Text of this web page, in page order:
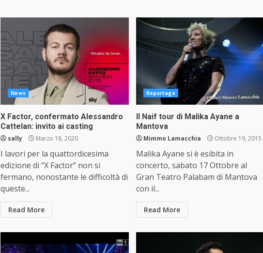
News
X Factor, confermato Alessandro
Cattelan: invito ai casting
sally Marzo 18, 2020
I lavori per la quattordicesima
edizione di “X Factor” non si
fermano, nonostante le difficoltà di
queste...
Read More
Reportage
Il Naif tour di Malika Ayane a
Mantova
Mimmo Lamacchia Ottobre 19, 2015
Malika Ayane si è esibita in
concerto, sabato 17 Ottobre al
Gran Teatro Palabam di Mantova
con il...
Read More